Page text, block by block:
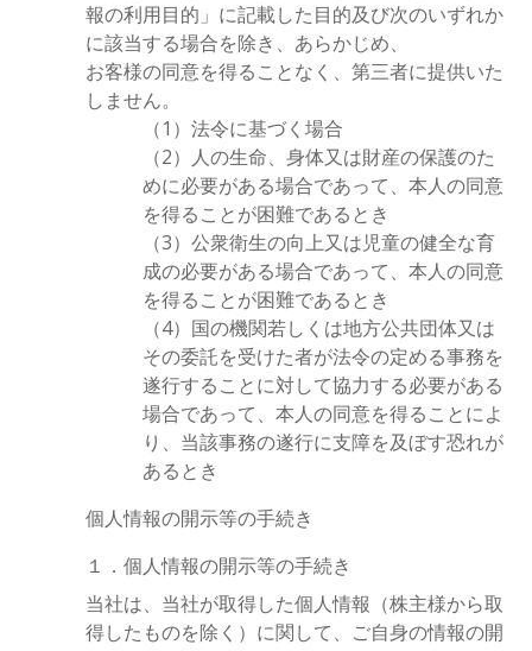
報の利用目的」に記載した目的及び次のいずれか
に該当する場合を除き、あらかじめ、
お客様の同意を得ることなく、第三者に提供いた
しません。
（1）法令に基づく場合
（2）人の生命、身体又は財産の保護のた
めに必要がある場合であって、本人の同意
を得ることが困難であるとき
（3）公衆衛生の向上又は児童の健全な育
成の必要がある場合であって、本人の同意
を得ることが困難であるとき
（4）国の機関若しくは地方公共団体又は
その委託を受けた者が法令の定める事務を
遂行することに対して協力する必要がある
場合であって、本人の同意を得ることによ
り、当該事務の遂行に支障を及ぼす恐れが
あるとき
個人情報の開示等の手続き
１．個人情報の開示等の手続き
当社は、当社が取得した個人情報（株主様から取
得したものを除く）に関して、ご自身の情報の開